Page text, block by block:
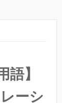
】
ーシ